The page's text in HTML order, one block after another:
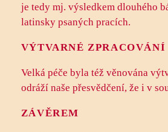
je tedy mj. výsledkem dlouhého
latinsky psaných pracích.
VÝTVARNÉ ZPRACOVÁNÍ
Velká péče byla též věnována
odráží naše přesvědčení, že i v
ZÁVĚREM